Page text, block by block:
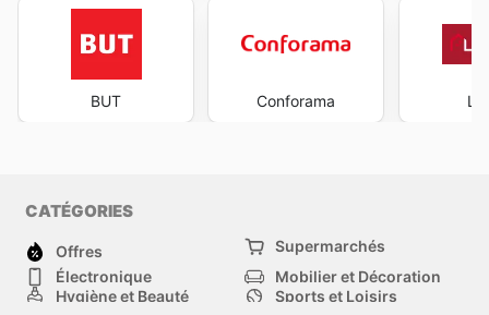
BUT Conforama
CATÉGORIES
Offres
Supermarchés
Électronique
Mobilier et Décoration
Hygiène et Beauté
Sports et Loisirs